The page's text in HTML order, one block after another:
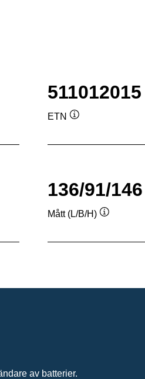
511012015
ETN
136/91/146
Mått (L/B/H)
av batterier.